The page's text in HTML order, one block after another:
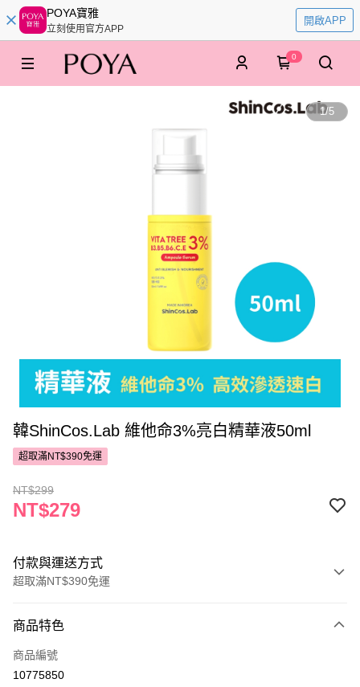
POYA寶雅
立刻使用官方APP
開啟APP
0
1/5
韓ShinCos.Lab 維他命3%亮白精華液50ml
超取滿NT$390免運
NT$299
NT$279
付款與運送方式
超取滿NT$390免運
POYA支付
信用卡一次付款
商品特色
商品編號
10775850